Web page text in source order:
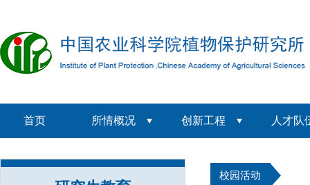
首页 所情概况 创新工程 人才队
校园活动